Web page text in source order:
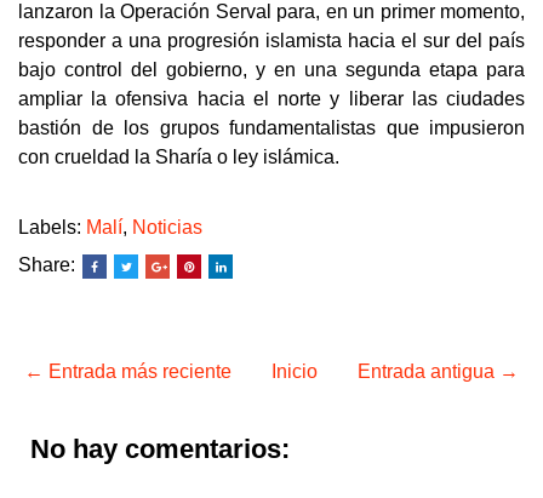
lanzaron la Operación Serval para, en un primer momento,
responder a una progresión islamista hacia el sur del país
bajo control del gobierno, y en una segunda etapa para
ampliar la ofensiva hacia el norte y liberar las ciudades
bastión de los grupos fundamentalistas que impusieron
con crueldad la Sharía o ley islámica.
Labels: Malí, Noticias
Share:
← Entrada más reciente Entrada antigua →
Inicio
No hay comentarios: